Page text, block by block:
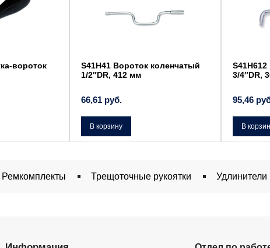
вороток
S41H41 Вороток коленчатый
1/2″DR, 412 мм
66,61 руб.
В корзину
3/4″DR,
95,46
В
Ремкомплекты Трещоточные рукоятки Удлинители